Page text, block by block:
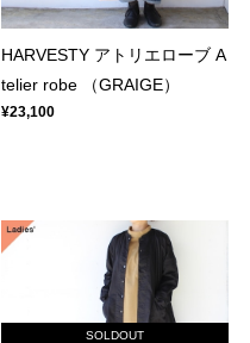
HARVESTY アトリエローブ A
telier robe （GRAIGE）
¥23,100
SOLDOUT